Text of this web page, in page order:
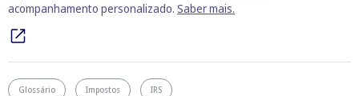
acompanhamento personalizado. Saber mais.
Glossário Impostos IRS